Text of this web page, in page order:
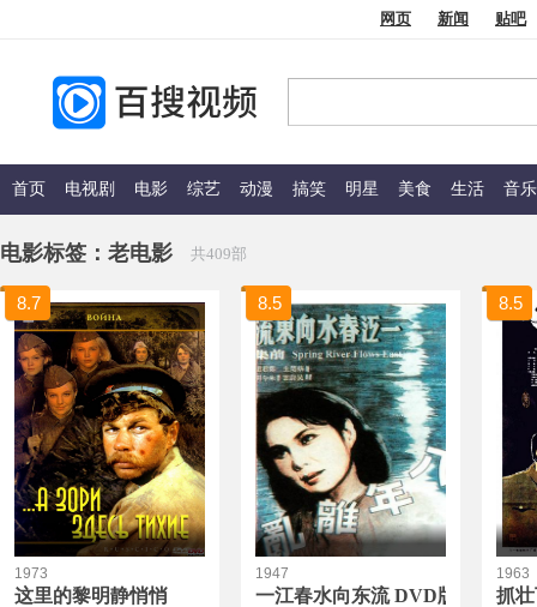
网页 新闻 贴吧
首页 电视剧 电影 综艺 动漫 搞笑 明星 美食 生活 音乐
电影标签： 老电影 共409部
8.7
1973
这里的黎明静悄悄
8.5
1947
一江春水向东流 DVD版
8.5
1963
抓